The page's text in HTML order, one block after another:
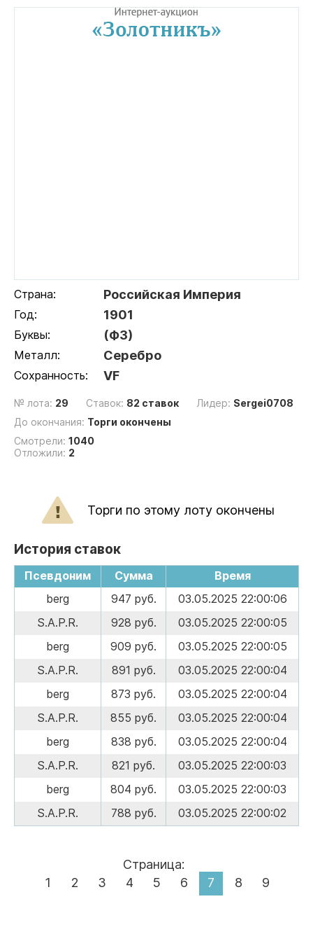
Страна: Российская Империя
Год: 1901
Буквы: (ФЗ)
Металл: Серебро
Сохранность: VF
№ лота: 29 Ставок: 82 ставок Лидер: Sergei0708
До окончания: Торги окончены
Смотрели: 1040
Отложили: 2
Торги по этому лоту окончены
История ставок
Псевдоним Сумма
Время
berg
947 руб.
03.05.2025 22:00:06
S.A.P.R.
928 руб.
03.05.2025 22:00:05
berg
909 руб.
03.05.2025 22:00:05
S.A.P.R.
891 руб.
03.05.2025 22:00:04
berg
873 руб.
03.05.2025 22:00:04
S.A.P.R.
855 руб.
03.05.2025 22:00:04
berg
838 руб.
03.05.2025 22:00:04
S.A.P.R.
821 руб.
03.05.2025 22:00:03
berg
804 руб.
03.05.2025 22:00:03
S.A.P.R.
788 руб. 03.05.2025 22:00:02
Страница:
1
2 3 4 5 6 7 8 9